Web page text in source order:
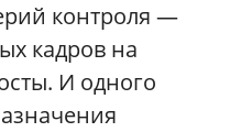
контроля —
кадров на
И одного